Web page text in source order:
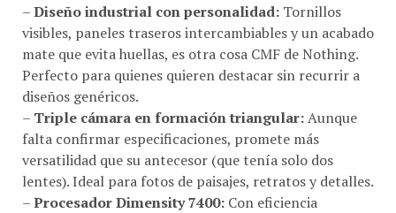
visibles, paneles traseros intercambiables y un acabado
mate que evita huellas, es otra cosa CMF de Nothing.
Perfecto para quienes quieren destacar sin recurrir a
diseños genéricos.
–Triple cámara en formación triangular:
falta confirmar especificaciones, promete más
versatilidad que su antecesor (que tenía solo dos
lentes). Ideal para fotos de paisajes, retratos y detalles.
–Procesador Dimensity 7400:Con eficiencia
energética mejorada y soporte para juegos exigentes